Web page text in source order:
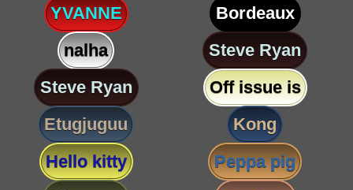
YVANNE
Bordeaux
nalha
Steve Ryan
Steve Ryan
Off issue is
Etugjuguu
Kong
Hello kitty
Peppa pig